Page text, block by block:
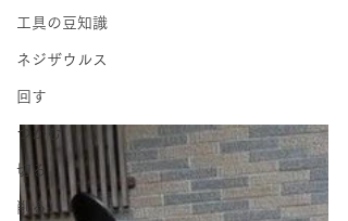
工具の豆知識
ネジザウルス
回す
つかむ
切る
削る